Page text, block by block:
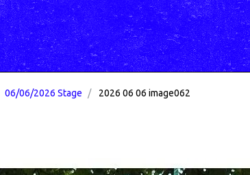
06/06/2026 Stage 2026 06 06 image062